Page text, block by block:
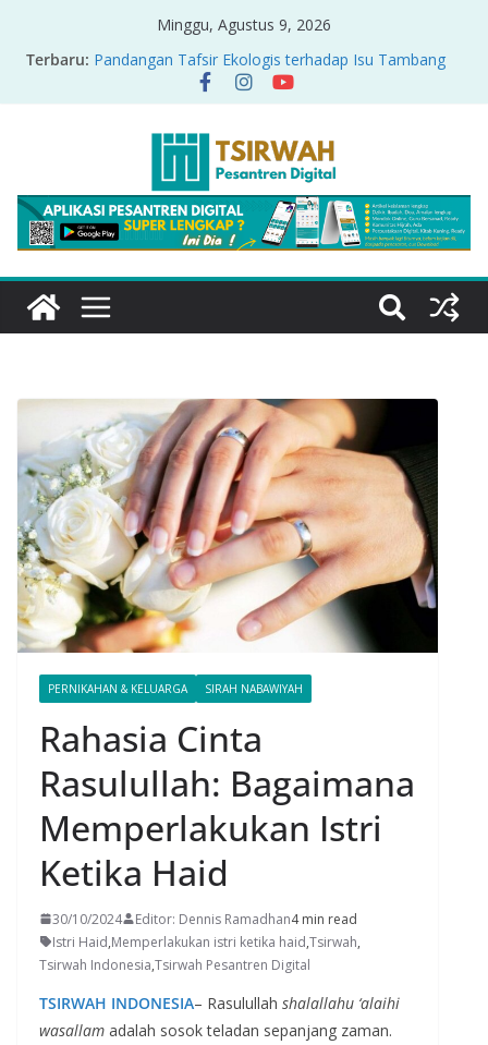
Minggu, Agustus 9, 2026
Terbaru: Pandangan Tafsir Ekologis terhadap Isu Tambang
Nikel di Raja Ampat
PRODUK RELASI KUASA-IDIOLOGI PADA TAFSIR
Sirah Nabawiyah
Oversharing dan Privasi dalam Al-Qur’an: “Ketika
Ayat Bicara Soal Curhat di Sosmed”
Menyikapi Fatherless, Kisah Lukman Menjadi
Cerminan
PERNIKAHAN & KELUARGA SIRAH NABAWIYAH
Rahasia Cinta
Rasulullah: Bagaimana
Memperlakukan Istri
Ketika Haid
30/10/2024 Editor: Dennis Ramadhan4 min read
Istri Haid,Memperlakukan istri ketika haid,Tsirwah,
Tsirwah Indonesia,Tsirwah Pesantren Digital
TSIRWAH INDONESIA– Rasulullah shalallahu ‘alaihi
wasallam adalah sosok teladan sepanjang zaman.